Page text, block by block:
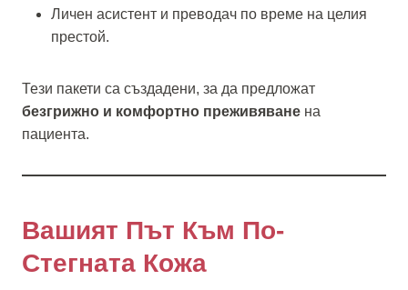
Личен асистент и преводач по време на целия
престой.
Тези пакети са създадени, за да предложат
безгрижно и комфортно преживяване на
пациента.
Вашият Път Към По-
Стегната Кожа